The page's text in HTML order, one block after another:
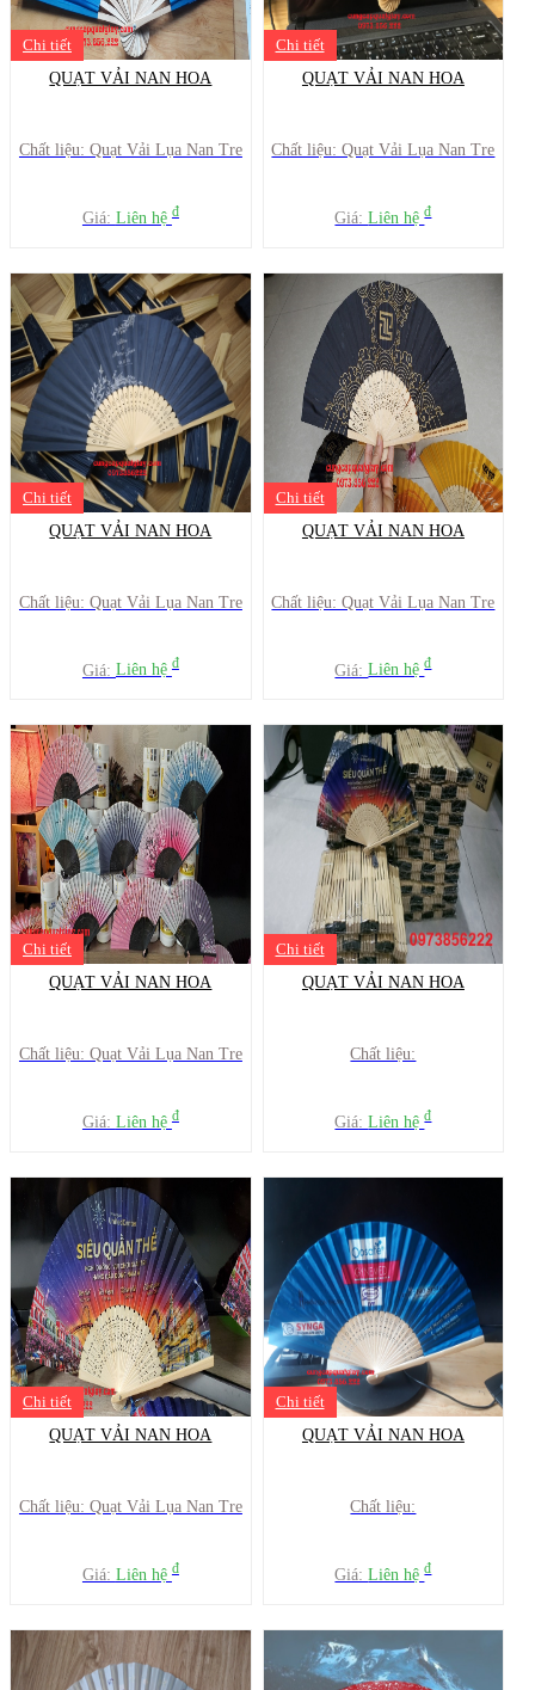
Chi tiết
QUẠT VẢI NAN HOA
Chất liệu: Quạt Vải Lụa Nan Tre
Giá: Liên hệ đ
Chi tiết
QUẠT VẢI NAN HOA
Chất liệu: Quạt Vải Lụa Nan Tre
Giá:Liên hệđ
Chi tiết
QUẠT VẢI NAN HOA
Chất liệu: Quạt Vải Lụa Nan Tre
Giá: Liên hệ đ
Chi tiết
QUẠT VẢI NAN HOA
Chất liệu: Quạt Vải Lụa Nan Tre
Giá:Liên hệđ
Chi tiết
QUẠT VẢI NAN HOA
Chất liệu: Quạt Vải Lụa Nan Tre
Giá: Liên hệ đ
Chi tiết
QUẠT VẢI NAN HOA
Chất liệu:
Giá:Liên hệđ
Chi tiết
QUẠT VẢI NAN HOA
Chất liệu: Quạt Vải Lụa Nan Tre
Giá: Liên hệ đ
Chi tiết
QUẠT VẢI NAN HOA
Chất liệu:
Giá:Liên hệđ